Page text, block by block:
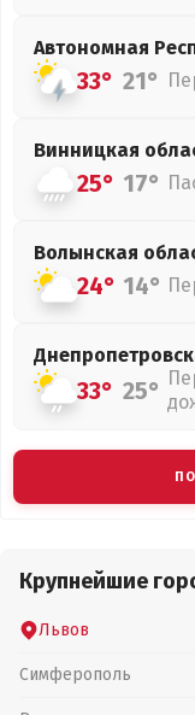
Автономная
33° 21°
Винницкая
25° 17°
Волынская
24° 14°
33° 25°
Крупнейшие
Львов
Симферополь